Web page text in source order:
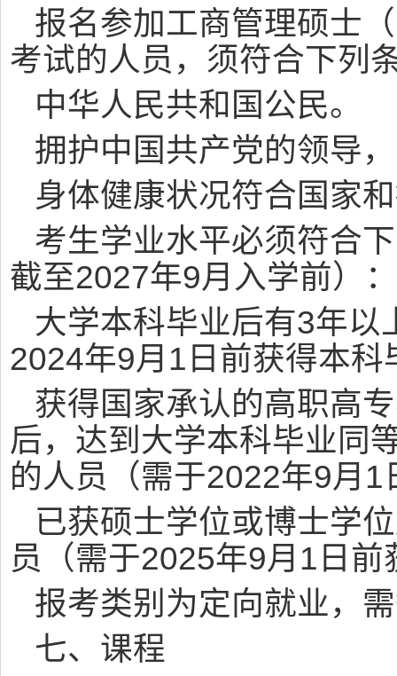
报名参加工商管理硕士
考试的人员，须符合下列
中华人民共和国公民。
拥护中国共产党的领导
身体健康状况符合国家
考生学业水平必须符合
截至2027年9月入学前）：
大学本科毕业后有3年以
2024年9月1日前获得本科
获得国家承认的高职高
后，达到大学本科毕业同
的人员（需于2022年9月
已获硕士学位或博士学
员（需于2025年9月1日
报考类别为定向就业，
七、课程